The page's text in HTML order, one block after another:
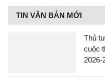
TIN VĂN BẢN MỚI
Thủ
cuộc
2026-